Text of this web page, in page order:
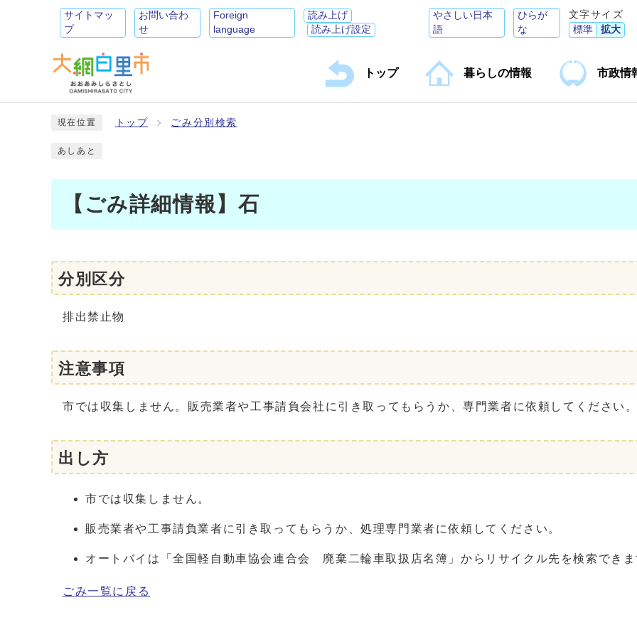
サイトマッ
プ
お問い合わ
せ
Foreign
language
読み上げ
読み上げ設定
やさしい日本
語
ひらが
な
文字サイズ
標準
拡大
トップ 暮らしの情報 市政情
現在位置 トップ ごみ分別検索
あしあと
【ごみ詳細情報】石
分別区分
排出禁止物
注意事項
市では収集しません。販売業者や工事請負会社に引き取ってもらうか、専門業者に依頼してください
出し方
市では収集しません。
販売業者や工事請負業者に引き取ってもらうか、処理専門業者に依頼してください。
オートバイは「全国軽自動車協会連合会 廃棄二輪車取扱店名簿」からリサイクル先を検索でき
ごみ一覧に戻る